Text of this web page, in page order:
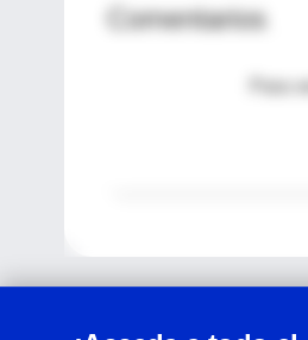
Comentarios
Para